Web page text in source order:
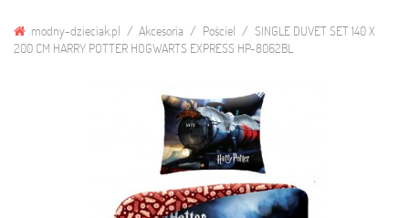
modny-dzieciak.pl Akcesoria Pościel
SINGLE DUVET SET 140 X
200 CM HARRY POTTER HOGWARTS EXPRESS HP-8062BL